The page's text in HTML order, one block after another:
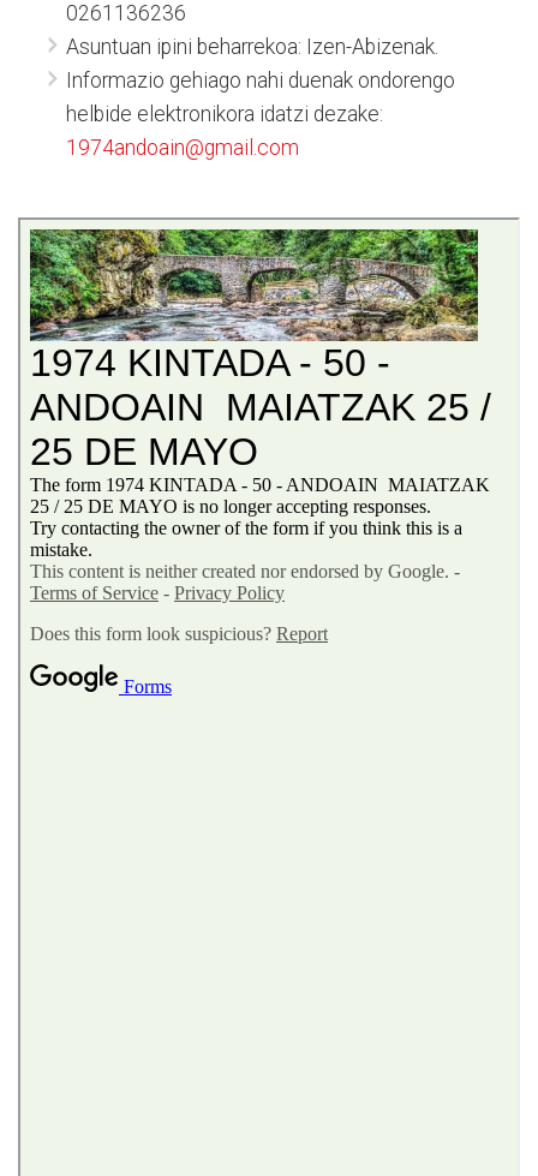
0261136236
Asuntuan ipini beharrekoa: Izen-Abizenak.
Informazio gehiago nahi duenak ondorengo
helbide elektronikora idatzi dezake:
1974andoain@gmail.com